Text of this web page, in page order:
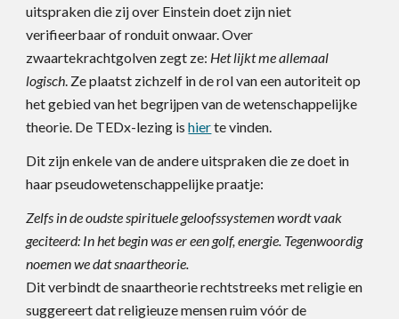
uitspraken die zij over Einstein doet zijn niet
verifieerbaar of ronduit onwaar. Over
zwaartekrachtgolven zegt ze: Het lijkt me allemaal
logisch. Ze plaatst zichzelf in de rol van een autoriteit op
het gebied van het begrijpen van de wetenschappelijke
theorie. De TEDx-lezing ishierte vinden.
Dit zijn enkele van de andere uitspraken die ze doet in
haar pseudowetenschappelijke praatje:
Zelfs in de oudste spirituele geloofssystemen wordt vaak
geciteerd: In het begin was er een golf, energie. Tegenwoordig
noemen we dat snaartheorie.
Dit verbindt de snaartheorie rechtstreeks met religie en
suggereert dat religieuze mensen ruim vóór de